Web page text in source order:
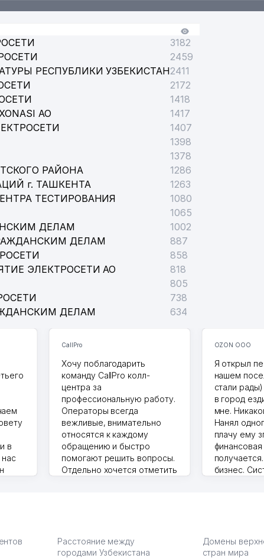
3182
2459
РЕСПУБЛИКИ УЗБЕКИСТАН2411
2172
1418
АО
1417
1407
1398
1378
РАЙОНА
1286
г. ТАШКЕНТА
1263
ТЕСТИРОВАНИЯ
1080
1065
ДЕЛАМ
1002
ДЕЛАМ
887
858
ЭЛЕКТРОСЕТИ АО
818
805
738
ДЕЛАМ 634
в
CallPro
Хочу поблагодарить
команду CallPro колл-
центра за
профессиональную работу.
Операторы всегда
вежливые, внимательно
относятся к каждому
обращению и быстро
помогают решить вопросы.
Отдельно хочется отметить
обслуживания клиентов.
Рекомендую этот колл-
OZON ООО
Я открыл
нашем
стали
в город
мне.
Нанял
плачу ему
бизнес.
тут у нас
Выгодное
Расстояние между
городами Узбекистана
Домены
стран мира